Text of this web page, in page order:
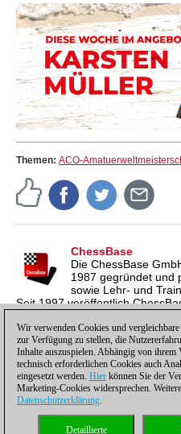
Themen: ACO-
ChessBase
Die ChessBase
1987 gegründet und
sowie Lehr- und
Seit 1997 veröffentlich
inzwischen in vier Sprachen
Schachnachrichtenseite.
Datenschutzhinweis|
Wir verwenden Cookies und
zur Verfügung zu stellen, die
Inhalte auszuspielen. Abhängig von
technisch erforderlichen Cookies auch
eingesetzt werden. Hier können Sie der
Marketing-Cookies widersprechen.
Datenschutzerklärung.
Detaillierte